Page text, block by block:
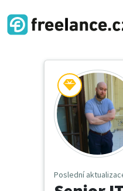
Poslední